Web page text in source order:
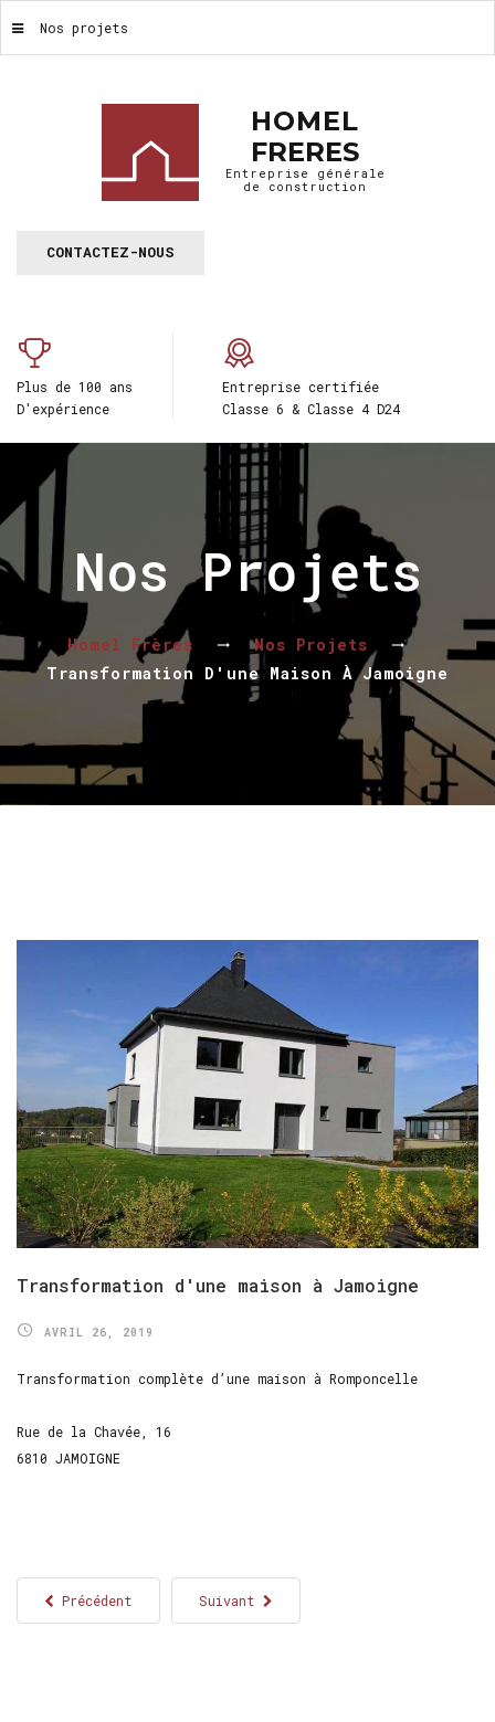
HOMEL
FRERES
Entreprise générale
de construction
CONTACTEZ-NOUS
Plus de 100 ans
D'expérience
Entreprise certifiée
Classe 6 & Classe 4 D24
Nos projets
Nos Projets
Homel Frères
Nos Projets
Transformation D'une Maison À Jamoigne
Transformation d'une maison à Jamoigne
AVRIL 26, 2019
Transformation complète d’une maison à Romponcelle
Rue de la Chavée, 16
6810 JAMOIGNE
Précédent Suivant